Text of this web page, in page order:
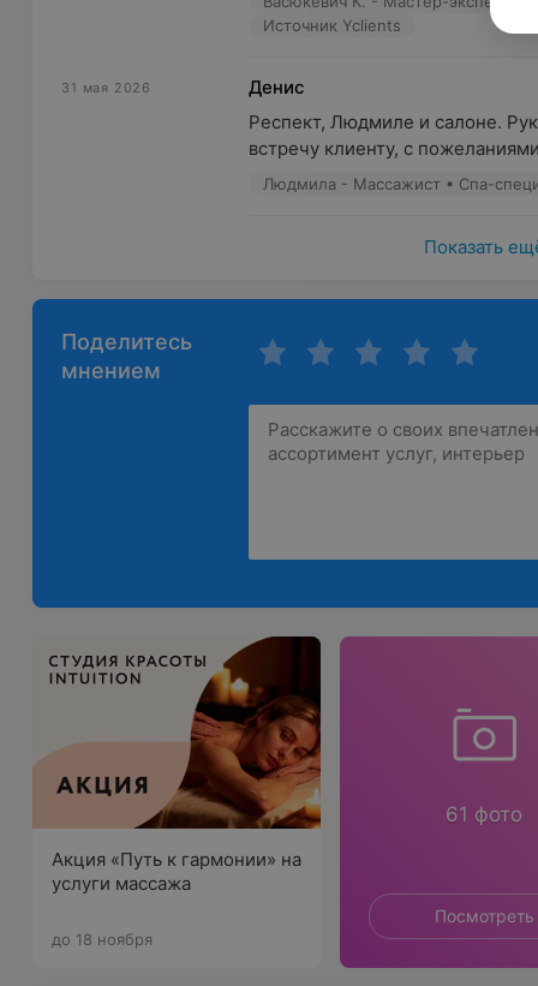
Источник Yclients
31 мая 2026
Денис
Респект, Людмиле и салоне.
встречу клиенту, с
Людмила - Массажист • Спа-
Показать
Поделитесь
мнением
Акция «Путь к гармонии» на
услуги массажа
до 18 ноября
61 фото
Посмотреть